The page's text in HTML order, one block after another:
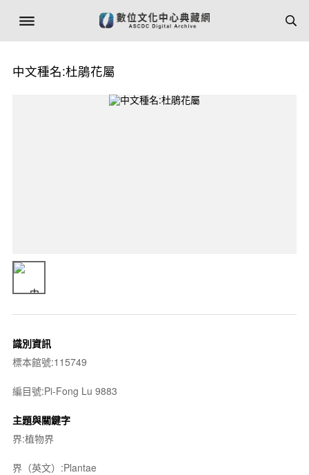
中文種名:杜鵑花屬
識別資訊
標本館號:115749
編目號:Pi-Fong Lu 9883
主題與關鍵字
界:植物界
界（英文）:Plantae